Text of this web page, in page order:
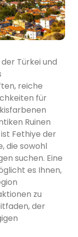
Türkei und
reiche
für
Ruinen
Fethiye der
die sowohl
suchen. Eine
es Ihnen,
zu
der